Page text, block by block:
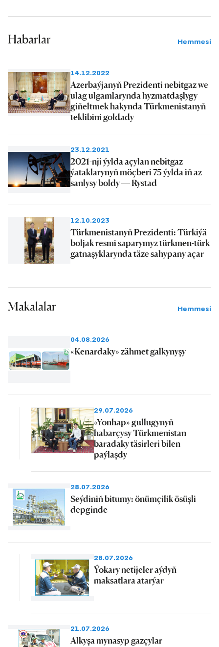
Habarlar Hemmesi
14.12.2022
Azerbaýjanyň Prezidenti nebitgaz we
ulag ulgamlarynda hyzmatdaşlygy
giňeltmek hakynda Türkmenistanyň
teklibini goldady
23.12.2021
2021-nji ýylda açylan nebitgaz
ýataklarynyň möçberi 75 ýylda iň az
sanlysy boldy — Rystad
12.10.2023
Türkmenistanyň Prezidenti: Türkiýä
boljak resmi saparymyz türkmen-türk
gatnaşyklarynda täze sahypany açar
Makalalar Hemmesi
04.08.2026
«Kenardaky» zähmet galkynyşy
29.07.2026
«Yonhap» gullugynyň
habarçysy Türkmenistan
baradaky täsirleri bilen
paýlaşdy
28.07.2026
Seýdiniň bitumy: önümçilik ösüşli
depginde
28.07.2026
Ýokary netijeler aýdyň
maksatlara atarýar
21.07.2026
Alkyşa mynasyp gazçylar